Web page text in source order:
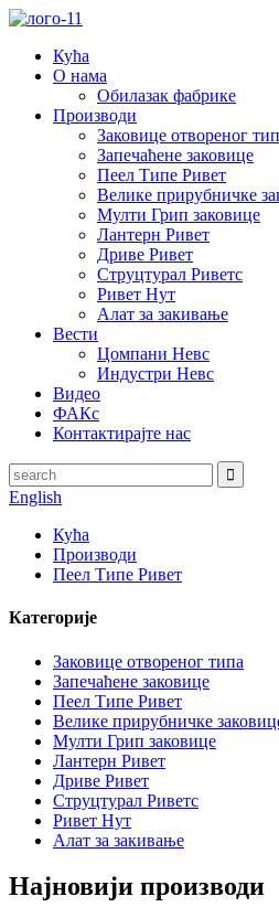
Кућа
О нама
Обилазак фабрике
Производи
Заковице отвореног
Запечаћене заковице
Пеел Типе Ривет
Велике прирубничке
Мулти Грип заковице
Лантерн Ривет
Дриве Ривет
Струцтурал Риветс
Ривет Нут
Алат за закивање
Вести
Цомпани Невс
Индустри Невс
Видео
ФАКс
Контактирајте нас
English
Кућа
Производи
Пеел Типе Ривет
Категорије
Заковице отвореног типа
Запечаћене заковице
Пеел Типе Ривет
Велике прирубничке
Мулти Грип заковице
Лантерн Ривет
Дриве Ривет
Струцтурал Риветс
Ривет Нут
Алат за закивање
Најновији производи